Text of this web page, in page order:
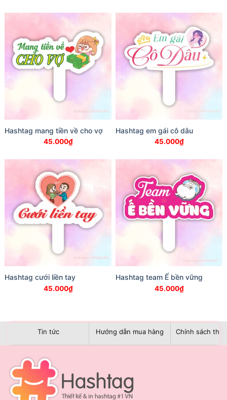
Hashtag mang tiền về cho vợ
45.000₫
Hashtag em gái cô dâu
45.000₫
Hashtag cưới liền tay
45.000₫
Hashtag team Ế bền vững
45.000₫
Tin tức Hướng dẫn mua hàng Chính sách